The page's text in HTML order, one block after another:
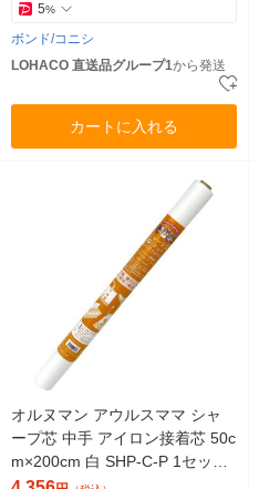
5%
ボンド/コニシ
LOHACO 直送品グループ1から発送
カートに入れる
オルヌマン アウルスママ シャ
ープ芯 中手 アイロン接着芯 50c
m×200cm 白 SHP-C-P 1セット
(5本入)（直送品）